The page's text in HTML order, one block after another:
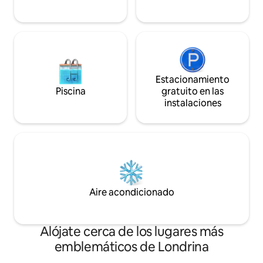
Piscina
Estacionamiento
gratuito en las
instalaciones
Aire acondicionado
Alójate cerca de los lugares más
emblemáticos de Londrina